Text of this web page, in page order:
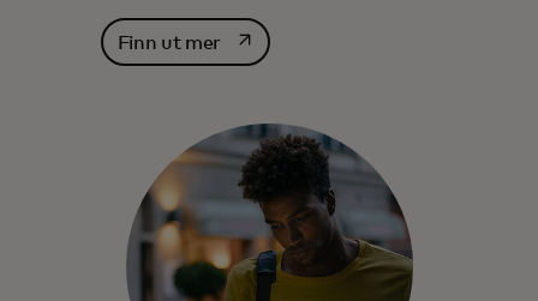
Finn ut meropens in a new tab